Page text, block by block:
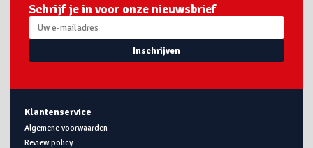
Schrijf je in voor onze nieuwsbrief
Inschrijven
Klantenservice
Algemene voorwaarden
Review policy